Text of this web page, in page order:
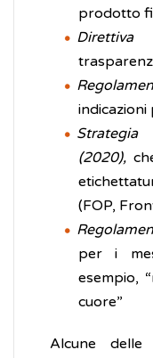
prodotto
indicazioni
(2020),
(FOP,
per i
esempio,
cuore”
Alcune delle